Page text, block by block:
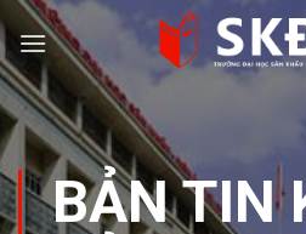
Skip
to
content
BẢN TIN